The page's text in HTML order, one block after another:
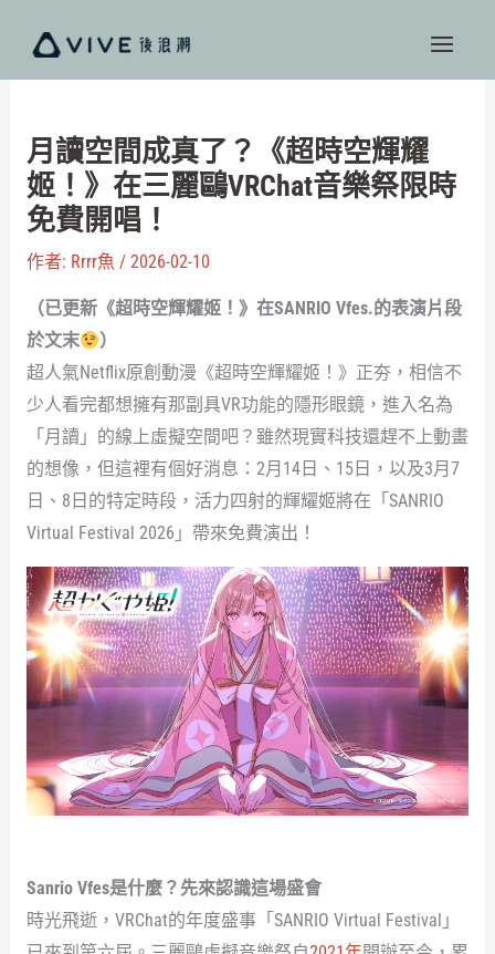
主
月讀空間成真了？《超時空輝耀
姬！》在三麗鷗VRChat音樂祭限時
免費開唱！
作者: Rrrr魚 / 2026-02-10
（已更新《超時空輝耀姬！》在SANRIO Vfes.的表演片段
於文末
）
超人氣Netflix原創動漫《超時空輝耀姬！》正夯，相信不
少人看完都想擁有那副具VR功能的隱形眼鏡，進入名為
「月讀」的線上虛擬空間吧？雖然現實科技還趕不上動畫
的想像，但這裡有個好消息：2月14日、15日，以及3月7
日、8日的特定時段，活力四射的輝耀姬將在「SANRIO
Virtual Festival 2026」帶來免費演出！
Sanrio Vfes是什麼？先來認識這場盛會
時光飛逝，VRChat的年度盛事「SANRIO Virtual Festival」